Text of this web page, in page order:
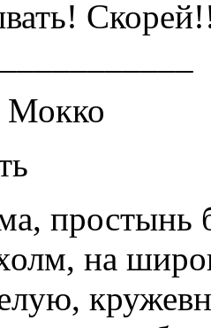
простынь
на